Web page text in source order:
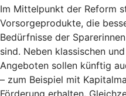
Im Mittelpunkt der Reform
Vorsorgeprodukte, die
Bedürfnisse der
sind. Neben klassischen
Angeboten sollen künftig
– zum Beispiel mit
Förderung erhalten.